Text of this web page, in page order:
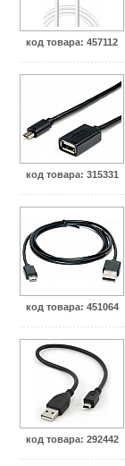
1.0м (505)
2.0м (923)
15.0м (5)
код товара: 457112
код товара: 315331
код товара: 451064
код товара: 292442